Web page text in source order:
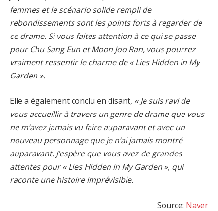
femmes et le scénario solide rempli de
rebondissements sont les points forts à regarder de
ce drame. Si vous faites attention à ce qui se passe
pour Chu Sang Eun et Moon Joo Ran, vous pourrez
vraiment ressentir le charme de « Lies Hidden in My
Garden ».
Elle a également conclu en disant, « Je suis ravi de
vous accueillir à travers un genre de drame que vous
ne m’avez jamais vu faire auparavant et avec un
nouveau personnage que je n’ai jamais montré
auparavant. J’espère que vous avez de grandes
attentes pour « Lies Hidden in My Garden », qui
raconte une histoire imprévisible.
Source: Naver